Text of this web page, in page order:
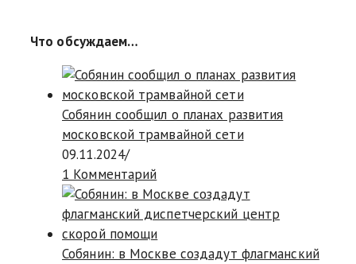
Что обсуждаем…
Собянин сообщил о планах развития
московской трамвайной сети
09.11.2024/
1 Комментарий
Собянин: в Москве создадут флагманский